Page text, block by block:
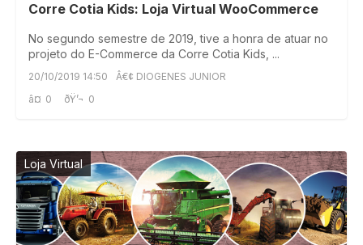
Corre Cotia Kids: Loja Virtual WooCommerce
No segundo semestre de 2019, tive a honra de atuar no
projeto do E-Commerce da Corre Cotia Kids, ...
20/10/2019 14:50
Â€¢ DIOGENES JUNIOR
â¤ 0 ðŸ’¬ 0
Loja Virtual